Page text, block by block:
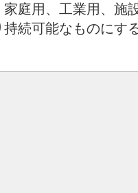
庭用、工業用、施
続可能なものにす